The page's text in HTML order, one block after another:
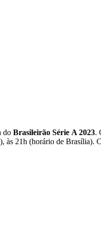
do Brasileirão Série A 2023.
às 21h (horário de Brasília).